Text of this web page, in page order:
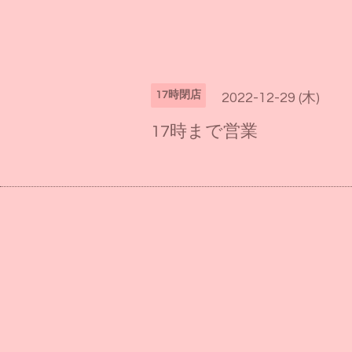
17時閉店 2022-12-29 (木)
17時まで営業